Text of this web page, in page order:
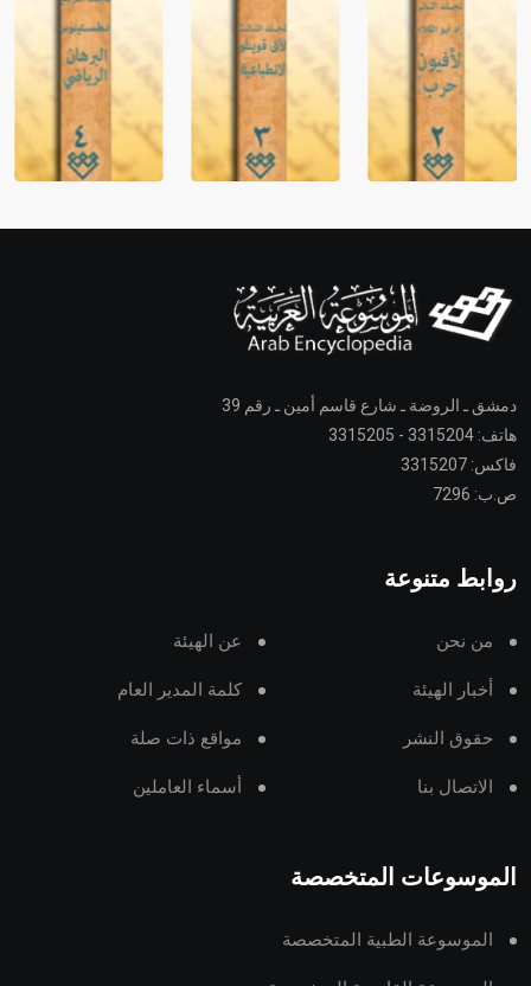
دمشق ـ الروضة ـ شارع قاسم أمين ـ رقم 39
هاتف: 3315204 - 3315205
فاكس: 3315207
ص.ب: 7296
روابط متنوعة
من نحن عن الهيئة
أخبار الهيئة كلمة المدير العام
حقوق النشر مواقع ذات صلة
الاتصال بنا أسماء العاملين
الموسوعات المتخصصة
الموسوعة الطبية المتخصصة